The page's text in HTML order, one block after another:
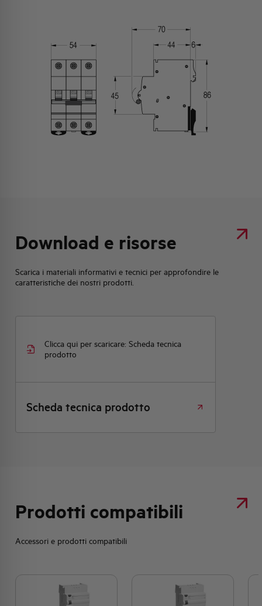
Download e risorse
Scarica i materiali informativi e tecnici per approfondire le
caratteristiche dei nostri prodotti.
Clicca qui per scaricare: Scheda tecnica
prodotto
Scheda tecnica prodotto
Prodotti compatibili
Accessori e prodotti compatibili